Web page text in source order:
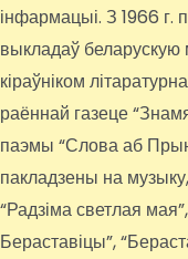
інфармацыі. З 1966 г.
выкладаў беларускую
кіраўніком
раённай газеце
паэмы “Слова аб
пакладзены на
“Радзіма светлая
Бераставіцы”,